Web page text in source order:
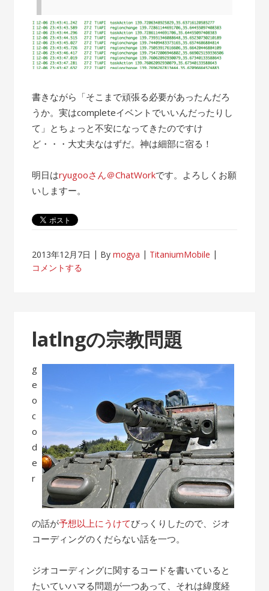
書きながら「そこまで頑張る必要があったんだろ
うか。実はcompleteイベントでいいんだったりし
て」とちょっと不安になってきたのですけ
ど・・・大丈夫なはずだ。神は細部に宿る！
明日はryugooさん＠ChatWorkです。よろしくお願
いしますー。
2013年12月7日 Bymogya
TitaniumMobile
コメントする
latlngの宗教問題
g
e
o
c
o
d
e
r
の話が予想以上にうけてびっくりしたので、ジオ
コーディングのくだらない話を一つ。
ジオコーディングに関するコードを書いていると
たいていハマる問題が一つあって、それは緯度経